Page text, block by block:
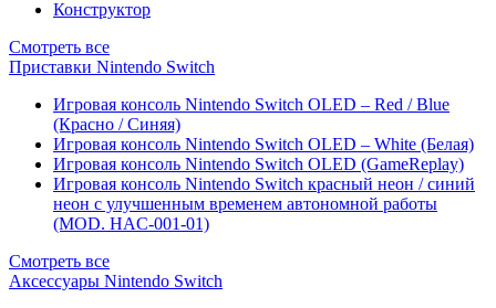
Конструктор
Смотреть все
Приставки Nintendo Switch
Игровая консоль Nintendo Switch OLED – Red / Blue
(Красно / Синяя)
Игровая консоль Nintendo Switch OLED – White (Белая)
Игровая консоль Nintendo Switch OLED (GameReplay)
Игровая консоль Nintendo Switch красный неон / синий
неон с улучшенным временем автономной работы
(MOD. HAC-001-01)
Смотреть все
Аксессуары Nintendo Switch